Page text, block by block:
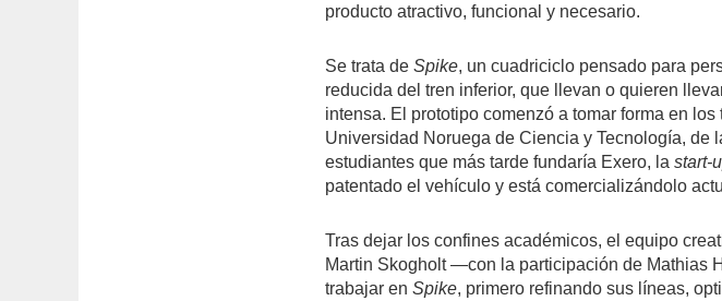
producto atractivo, funcional y necesario.
Se trata deSpike, un cuadriciclo pensado para
reducida del tren inferior, que llevan o quieren
intensa. El prototipo comenzó a tomar forma en los
Universidad Noruega de Ciencia y Tecnología, de
estudiantes que más tarde fundaría Exero, lastart-
patentado el vehículo y está comercializándolo
Tras dejar los confines académicos, el equipo
Martin Skogholt —con la participación de Mathias
trabajar enSpike, primero refinando sus líneas,